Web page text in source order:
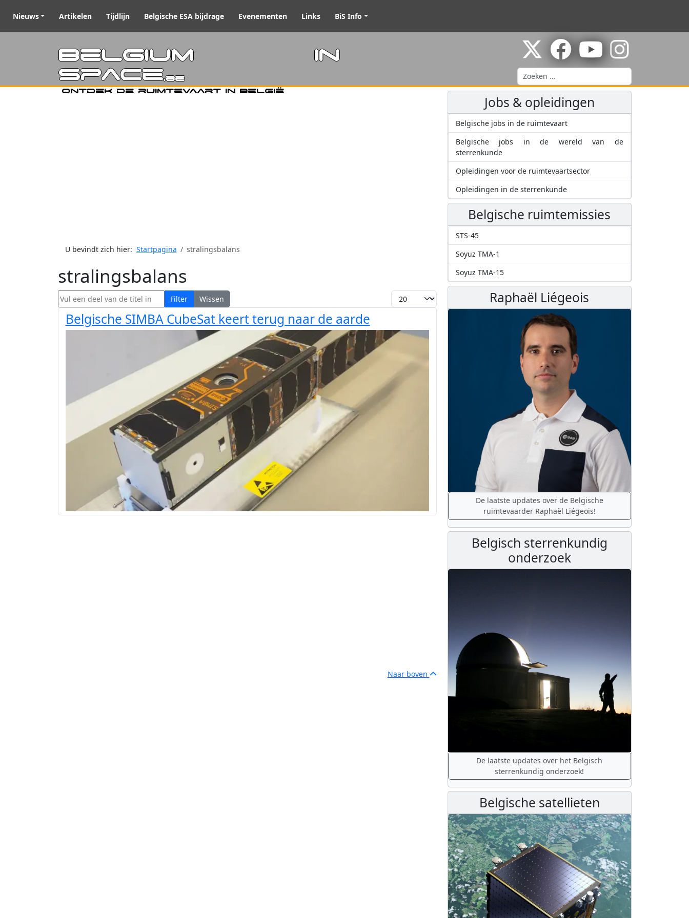
Nieuws Artikelen Tijdlijn Belgische ESA bijdrage Evenementen Links BiS Info
Belgium in
Space.be
Ontdek de ruimtevaart in België
Zoeken
U bevindt zich hier: Startpagina stralingsbalans
stralingsbalans
Vul een deel van de titel in Filter Wissen Toon #
Belgische SIMBA CubeSat keert terug naar de aarde
Naar boven
Jobs & opleidingen
Belgische jobs in de ruimtevaart
Belgische jobs in de wereld van de
sterrenkunde
Opleidingen voor de ruimtevaartsector
Opleidingen in de sterrenkunde
Belgische ruimtemissies
STS-45
Soyuz TMA-1
Soyuz TMA-15
Raphaël Liégeois
De laatste updates over de Belgische
ruimtevaarder Raphaël Liégeois!
Belgisch sterrenkundig
onderzoek
De laatste updates over het Belgisch
sterrenkundig onderzoek!
Belgische satellieten